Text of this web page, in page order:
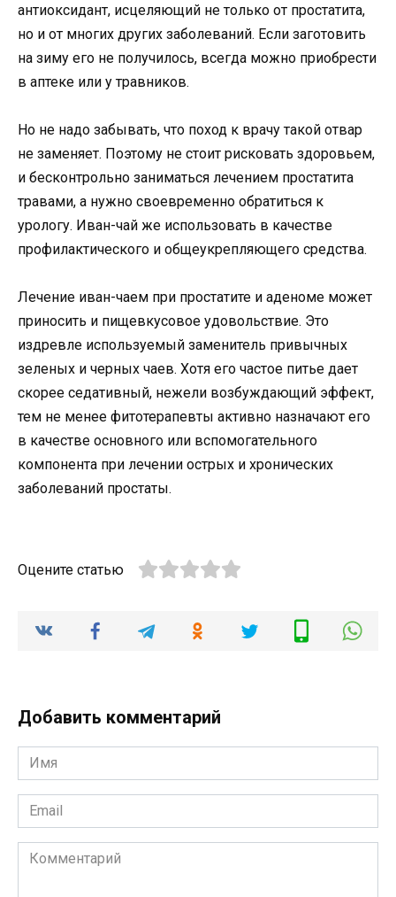
антиоксидант, исцеляющий не только от простатита,
но и от многих других заболеваний. Если заготовить
на зиму его не получилось, всегда можно приобрести
в аптеке или у травников.
Но не надо забывать, что поход к врачу такой отвар
не заменяет. Поэтому не стоит рисковать здоровьем,
и бесконтрольно заниматься лечением простатита
травами, а нужно своевременно обратиться к
урологу. Иван-чай же использовать в качестве
профилактического и общеукрепляющего средства.
Лечение иван-чаем при простатите и аденоме может
приносить и пищевкусовое удовольствие. Это
издревле используемый заменитель привычных
зеленых и черных чаев. Хотя его частое питье дает
скорее седативный, нежели возбуждающий эффект,
тем не менее фитотерапевты активно назначают его
в качестве основного или вспомогательного
компонента при лечении острых и хронических
заболеваний простаты.
Оцените статью
Добавить комментарий
Имя
*
Email
*
Комментарий